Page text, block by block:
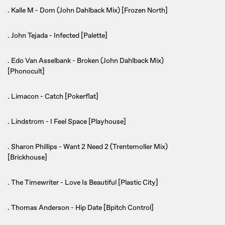
. Kalle M - Dom (John Dahlback Mix) [Frozen North]
. John Tejada - Infected [Palette]
. Edo Van Asselbank - Broken (John Dahlback Mix)
[Phonocult]
. Limacon - Catch [Pokerflat]
. Lindstrom - I Feel Space [Playhouse]
. Sharon Phillips - Want 2 Need 2 (Trentemoller Mix)
[Brickhouse]
. The Timewriter - Love Is Beautiful [Plastic City]
. Thomas Anderson - Hip Date [Bpitch Control]